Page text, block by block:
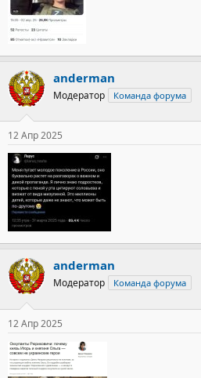
anderman
Модератор Команда форума
12 Апр 2025
anderman
Модератор Команда форума
12 Апр 2025